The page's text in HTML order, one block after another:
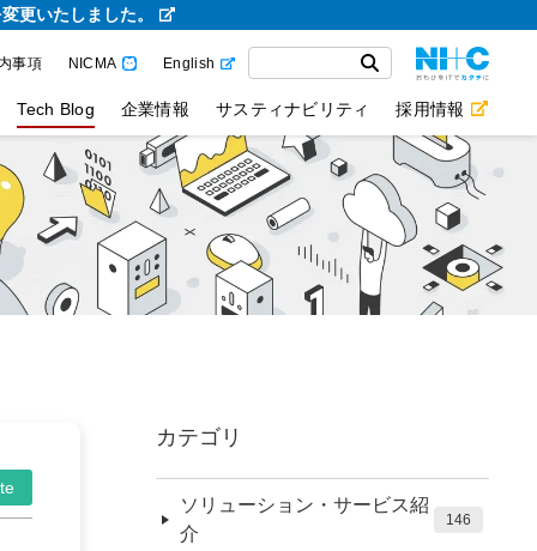
更いたしました。
事項 NICMA English
Tech Blog 企業情報 サスティナビリティ 採用情報
カテゴリ
ソリューション・サービス紹
介
146